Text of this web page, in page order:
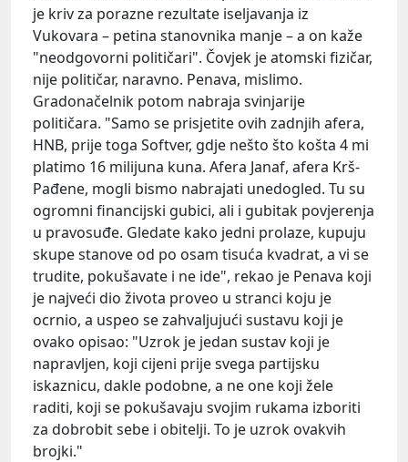
je kriv za porazne rezultate iseljavanja iz
Vukovara – petina stanovnika manje – a on kaže
"neodgovorni političari". Čovjek je atomski fizičar,
nije političar, naravno. Penava, mislimo.
Gradonačelnik potom nabraja svinjarije
političara. "Samo se prisjetite ovih zadnjih afera,
HNB, prije toga Softver, gdje nešto što košta 4 mi
platimo 16 milijuna kuna. Afera Janaf, afera Krš-
Pađene, mogli bismo nabrajati unedogled. Tu su
ogromni financijski gubici, ali i gubitak povjerenja
u pravosuđe. Gledate kako jedni prolaze, kupuju
skupe stanove od po osam tisuća kvadrat, a vi se
trudite, pokušavate i ne ide", rekao je Penava koji
je najveći dio života proveo u stranci koju je
ocrnio, a uspeo se zahvaljujući sustavu koji je
ovako opisao: "Uzrok je jedan sustav koji je
napravljen, koji cijeni prije svega partijsku
iskaznicu, dakle podobne, a ne one koji žele
raditi, koji se pokušavaju svojim rukama izboriti
za dobrobit sebe i obitelji. To je uzrok ovakvih
brojki."